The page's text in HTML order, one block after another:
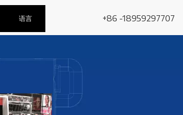
+86 -18959297707
语言